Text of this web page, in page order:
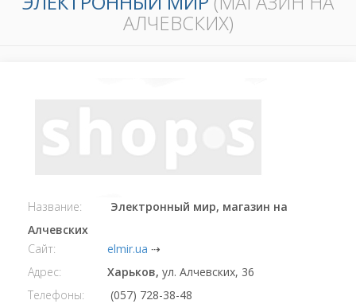
АЛЧЕВСКИХ)
Название:
Электронный мир, магазин на
Алчевских
Сайт:
elmir.ua ⇢
Адрес:
Харьков, ул. Алчевских, 36
Телефоны:
(057) 728-38-48